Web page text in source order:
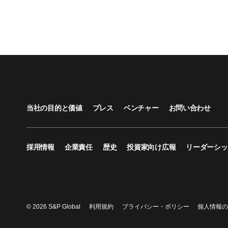
当社の目的と価値 プレス ベンチャー お問い合わせ
採用情報 企業責任 歴史 投資家向け広報 リーダーシ
© 2026 S&P Global 利用規約 プライバシー・ポリシー 個人情報